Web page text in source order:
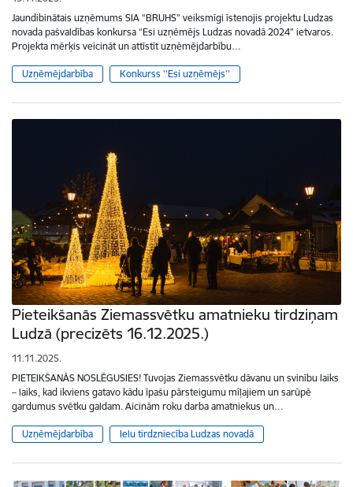
Jaundibinātais uzņēmums SIA “BRUHS” veiksmīgi īstenojis projektu Ludzas
novada pašvaldības konkursa “Esi uzņēmējs Ludzas novadā 2024” ietvaros.
Projekta mērķis veicināt un attīstīt uzņēmējdarbību…
Uzņēmējdarbība Konkurss ''Esi uzņēmējs''
Pieteikšanās Ziemassvētku amatnieku tirdziņam
Ludzā (precizēts 16.12.2025.)
11.11.2025.
PIETEIKŠANĀS NOSLĒGUSIES! Tuvojas Ziemassvētku dāvanu un svinību laiks
– laiks, kad ikviens gatavo kādu īpašu pārsteigumu mīļajiem un sarūpē
gardumus svētku galdam. Aicinām roku darba amatniekus un…
Uzņēmējdarbība Ielu tirdzniecība Ludzas novadā